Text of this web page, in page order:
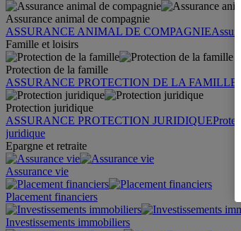
Assurance animal de compagnie
ASSURANCE ANIMAL DE COMPAGNIE
Famille et loisirs
Protection de la famille
ASSURANCE PROTECTION DE LA FAMILLE
Protection juridique
ASSURANCE PROTECTION JURIDIQUE
juridique
Epargne et retraite
Assurance vie
Placement financiers
Investissements immobiliers